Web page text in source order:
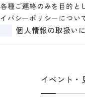
各種ご連絡のみを目的と
イバシーポリシーについ
個人情報の取扱い